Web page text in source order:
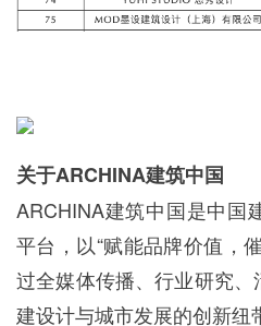
关于ARCHINA建筑中国
ARCHINA建筑中国是中国
平台，以“赋能品牌价值，
过全媒体传播、行业研究
建设计与城市发展的创新纽